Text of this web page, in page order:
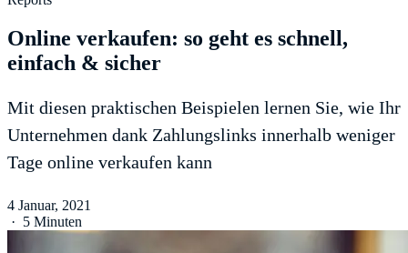
Online verkaufen: so geht es schnell,
einfach & sicher
Mit diesen praktischen Beispielen lernen Sie, wie Ihr
Unternehmen dank Zahlungslinks innerhalb weniger
Tage online verkaufen kann
4 Januar, 2021
· 5 Minuten